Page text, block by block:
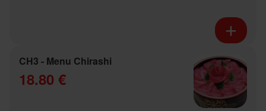
CH3 - Menu Chirashi
18.80 €